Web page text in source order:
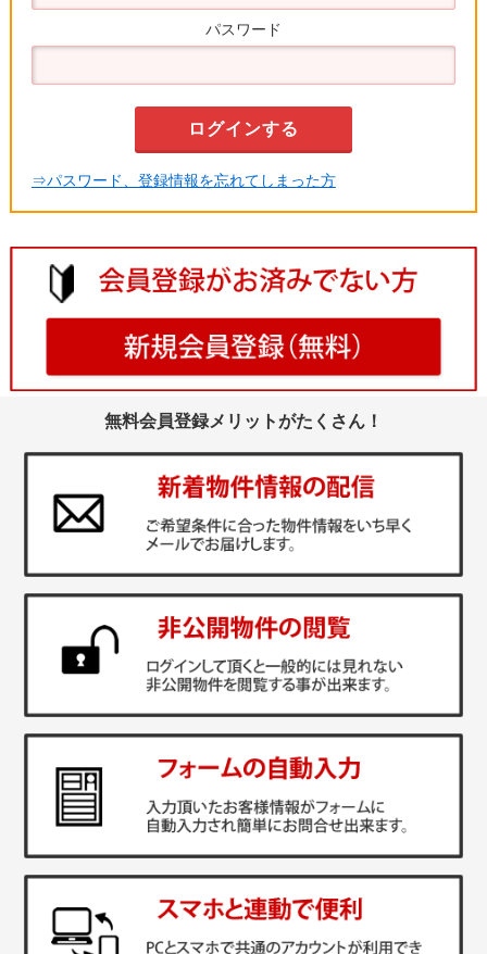
パスワード
⇒パスワード、登録情報を忘れてしまった方
無料会員登録メリットがたくさん！